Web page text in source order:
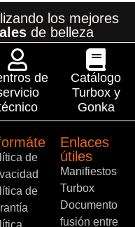
los mejores
de belleza
de
Catálogo
Turbox y
Gonka
de
de
Enlaces
útiles
Manifiestos
Turbox
Documento
fusión entre